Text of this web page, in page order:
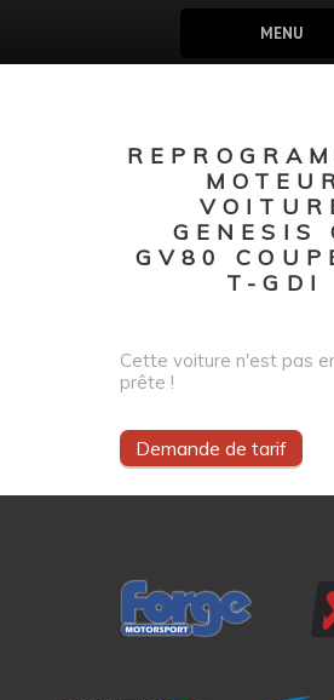
MENU
GENESIS
GV80
T-GDI
Cette voiture n'est pas
prête !
Demande de tarif